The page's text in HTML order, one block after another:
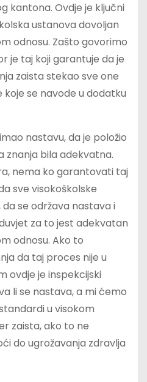
kantona. Ovdje je ključni
ustanova dovoljan
odnosu. Zašto govorimo
je taj koji garantuje da je
zaista stekao sve one
se navode u dodatku
nastavu, da je položio
znanja bila adekvatna.
nema ko garantovati taj
sve visokoškolske
se održava nastava i
za to jest adekvatan
odnosu. Ako to
da taj proces nije u
ovdje je inspekcijski
li se nastava, a mi ćemo
u visokom
zaista, ako to ne
do ugrožavanja zdravlja